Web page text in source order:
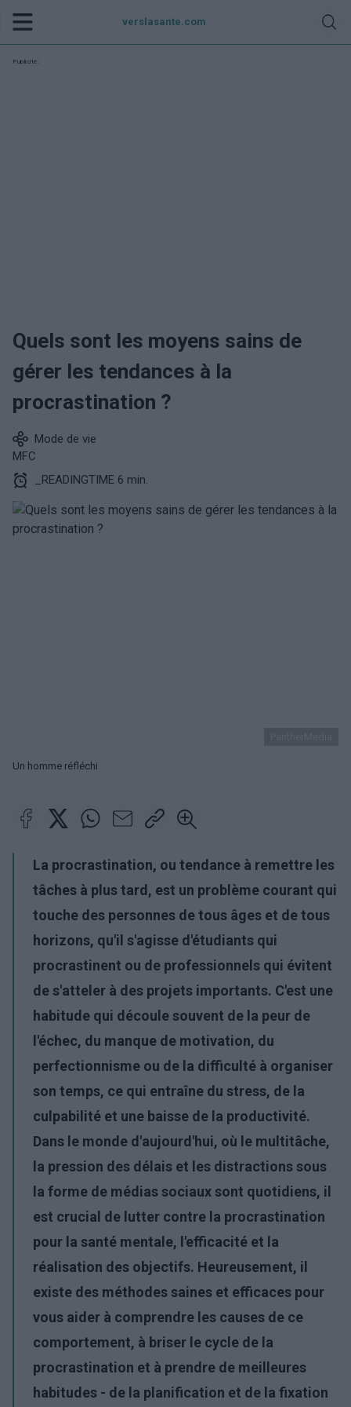
verslasante.com
Publicité:
Quels sont les moyens sains de
gérer les tendances à la
procrastination ?
Mode de vie
MFC
_READINGTIME 6 min.
Un homme réfléchi
La procrastination, ou tendance à remettre les
tâches à plus tard, est un problème courant qui
touche des personnes de tous âges et de tous
horizons, qu'il s'agisse d'étudiants qui
procrastinent ou de professionnels qui évitent
de s'atteler à des projets importants. C'est une
habitude qui découle souvent de la peur de
l'échec, du manque de motivation, du
perfectionnisme ou de la difficulté à organiser
son temps, ce qui entraîne du stress, de la
culpabilité et une baisse de la productivité.
Dans le monde d'aujourd'hui, où le multitâche,
la pression des délais et les distractions sous
la forme de médias sociaux sont quotidiens, il
est crucial de lutter contre la procrastination
pour la santé mentale, l'efficacité et la
réalisation des objectifs. Heureusement, il
existe des méthodes saines et efficaces pour
vous aider à comprendre les causes de ce
comportement, à briser le cycle de la
procrastination et à prendre de meilleures
habitudes - de la planification et de la fixation